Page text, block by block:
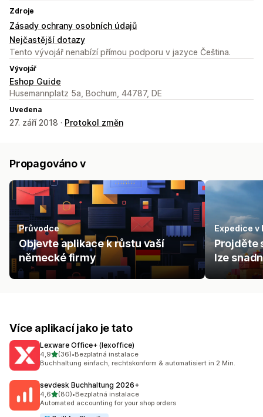
Zdroje
Zásady ochrany osobních údajů
Nejčastější dotazy
Tento vývojář nenabízí přímou podporu v jazyce Čeština.
Vývojář
Eshop Guide
Husemannplatz 5a, Bochum, 44787, DE
Uvedena
27. září 2018 · Protokol změn
Propagováno v
Průvodce
Objevte aplikace k růstu vaší
německé firmy
Expedice v
Projděte
lze
Více aplikací jako je tato
Lexware Office+ (lexoffice)
4,9z 5 hvězd
(36)
Celkový počet recenzí: 36
•Bezplatná instalace
Buchhaltung einfach, rechtskonform & automatisiert in 2 Min.
sevdesk Buchhaltung 2026+
4,6z 5 hvězd
(80)
Celkový počet recenzí: 80
•Bezplatná instalace
Automated accounting for your shop orders